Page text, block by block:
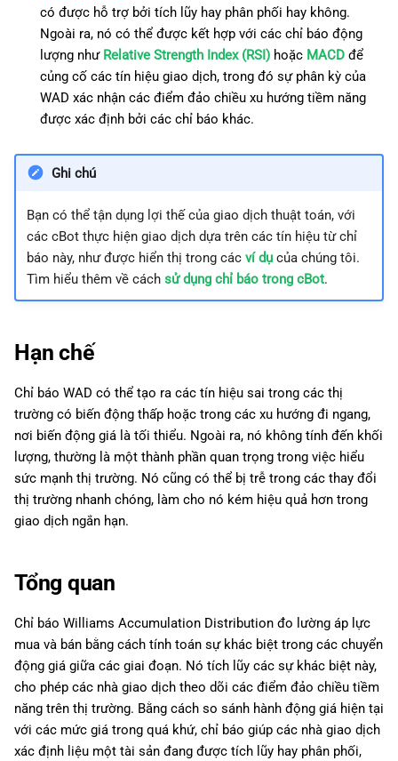
có được hỗ trợ bởi tích lũy hay phân phối hay không.
Ngoài ra, nó có thể được kết hợp với các chỉ báo động
lượng như Relative Strength Index (RSI)hoặc MACDđể
củng cố các tín hiệu giao dịch, trong đó sự phân kỳ của
WAD xác nhận các điểm đảo chiều xu hướng tiềm năng
được xác định bởi các chỉ báo khác.
Ghi chú
Bạn có thể tận dụng lợi thế của giao dịch thuật toán, với
các cBot thực hiện giao dịch dựa trên các tín hiệu từ chỉ
báo này, như được hiển thị trong các ví dụcủa chúng tôi.
Tìm hiểu thêm về cách sử dụng chỉ báo trong cBot.
Hạn chế
Chỉ báo WAD có thể tạo ra các tín hiệu sai trong các thị
trường có biến động thấp hoặc trong các xu hướng đi ngang,
nơi biến động giá là tối thiểu. Ngoài ra, nó không tính đến khối
lượng, thường là một thành phần quan trọng trong việc hiểu
sức mạnh thị trường. Nó cũng có thể bị trễ trong các thay đổi
thị trường nhanh chóng, làm cho nó kém hiệu quả hơn trong
giao dịch ngắn hạn.
Tổng quan
Chỉ báo Williams Accumulation Distribution đo lường áp lực
mua và bán bằng cách tính toán sự khác biệt trong các chuyển
động giá giữa các giai đoạn. Nó tích lũy các sự khác biệt này,
cho phép các nhà giao dịch theo dõi các điểm đảo chiều tiềm
năng trên thị trường. Bằng cách so sánh hành động giá hiện tại
với các mức giá trong quá khứ, chỉ báo giúp các nhà giao dịch
xác định liệu một tài sản đang được tích lũy hay phân phối,